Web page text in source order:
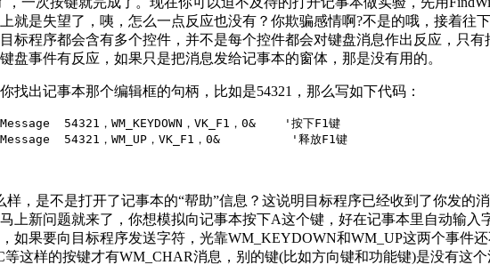
就是失望了，咦，怎么一点反应也没有？你欺骗感情啊?不是的哦，接着往下
标程序都会含有多个控件，并不是每个控件都会对键盘消息作出反应，只
盘事件有反应，如果只是把消息发给记事本的窗体，那是没有用的。
找出记事本那个编辑框的句柄，比如是54321，那么写如下代码：
54321，WM_KEYDOWN，VK_F1，0&    '按下F1键
54321，WM_UP，VK_F1，0&          '释放F1键
，是不是打开了记事本的“帮助”信息？这说明目标程序已经收到了你发的
上新问题就来了，你想模拟向记事本按下A这个键，好在记事本里自动输入
如果要向目标程序发送字符，光靠WM_KEYDOWN和WM_UP这两个事件
等这样的按键才有WM_CHAR消息，别的键(比如方向键和功能键)是没有这